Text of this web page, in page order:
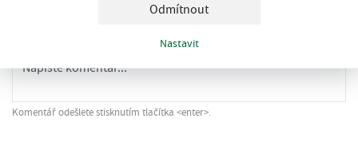
Odmítnout
Nastavit
Komentář odešlete stisknutím tlačítka <enter>.